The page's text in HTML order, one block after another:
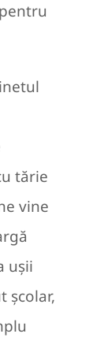
tărie
vine
ușii
școlar,